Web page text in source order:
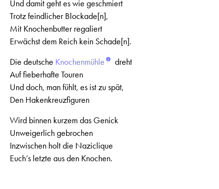
Und damit geht es wie geschmiert
Trotz feindlicher Blockade[n],
Mit Knochenbutter regaliert
Erwächst dem Reich kein Schade[n].
Die deutsche Knochenmühle
dreht
Auf fieberhafte Touren
Und doch, man fühlt, es ist zu spät,
Den Hakenkreuzfiguren
Wird binnen kurzem das Genick
Unweigerlich gebrochen
Inzwischen holt die Naziclique
Euch’s letzte aus den Knochen.